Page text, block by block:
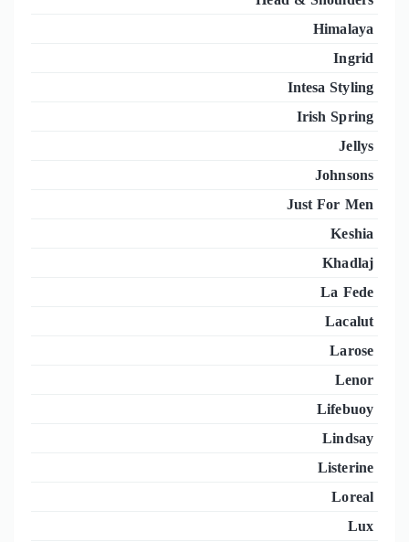
Himalaya
Ingrid
Intesa Styling
Irish Spring
Jellys
Johnsons
Just For Men
Keshia
Khadlaj
La Fede
Lacalut
Larose
Lenor
Lifebuoy
Lindsay
Listerine
Loreal
Lux